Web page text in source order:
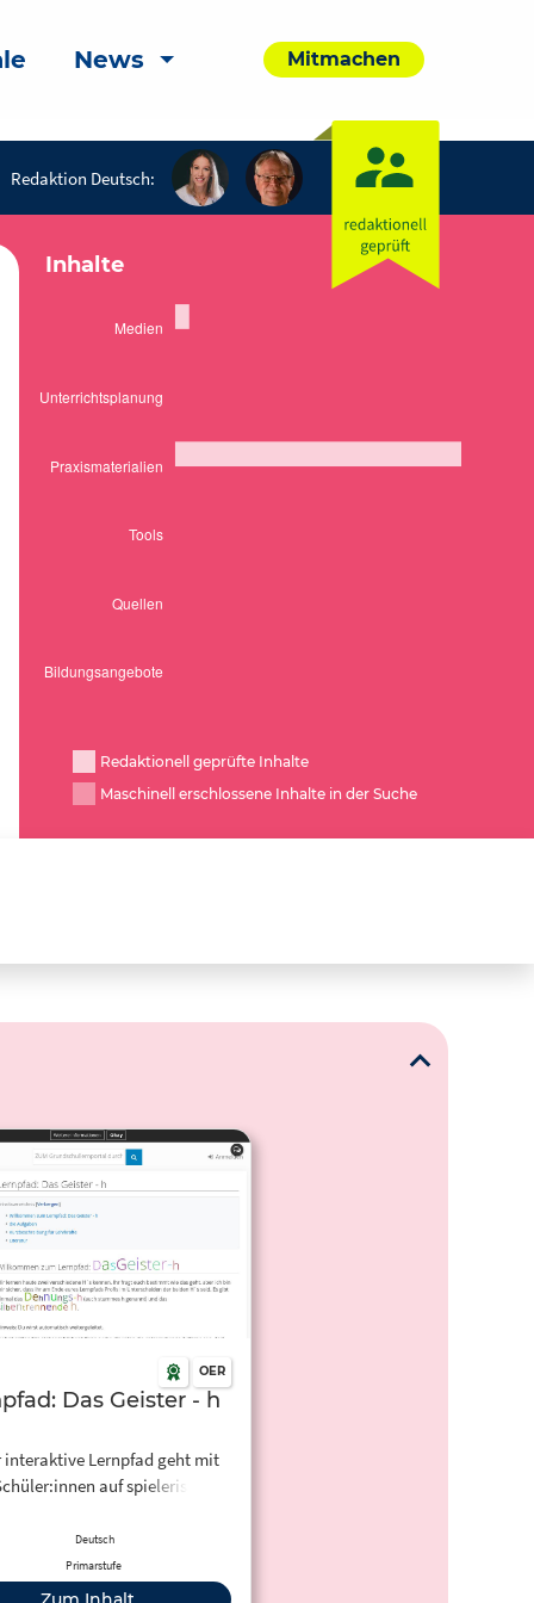
News Mitmachen
Redaktion Deutsch:
Inhalte
Redaktionell geprüfte Inhalte
Maschinell erschlossene Inhalte in der Suche
OER
Das Geister - h
interaktive Lernpfad geht mit
auf spielerische
Dehnungs-h durch.
Deutsch
Primarstufe